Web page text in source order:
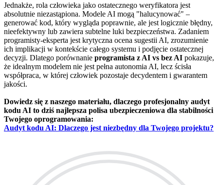
Jednakże, rola człowieka jako ostatecznego weryfikatora jest
absolutnie niezastąpiona. Modele AI mogą "halucynować" –
generować kod, który wygląda poprawnie, ale jest logicznie błędny,
nieefektywny lub zawiera subtelne luki bezpieczeństwa. Zadaniem
programisty-eksperta jest krytyczna ocena sugestii AI, zrozumienie
ich implikacji w kontekście całego systemu i podjęcie ostatecznej
decyzji. Dlatego porównanie programista z AI vs bez AI pokazuje,
że idealnym modelem nie jest pełna autonomia AI, lecz ścisła
współpraca, w której człowiek pozostaje decydentem i gwarantem
jakości.
Dowiedz się z naszego materiału, dlaczego profesjonalny audyt
kodu AI to dziś najlepsza polisa ubezpieczeniowa dla stabilności
Twojego oprogramowania:
Audyt kodu AI: Dlaczego jest niezbędny dla Twojego projektu?